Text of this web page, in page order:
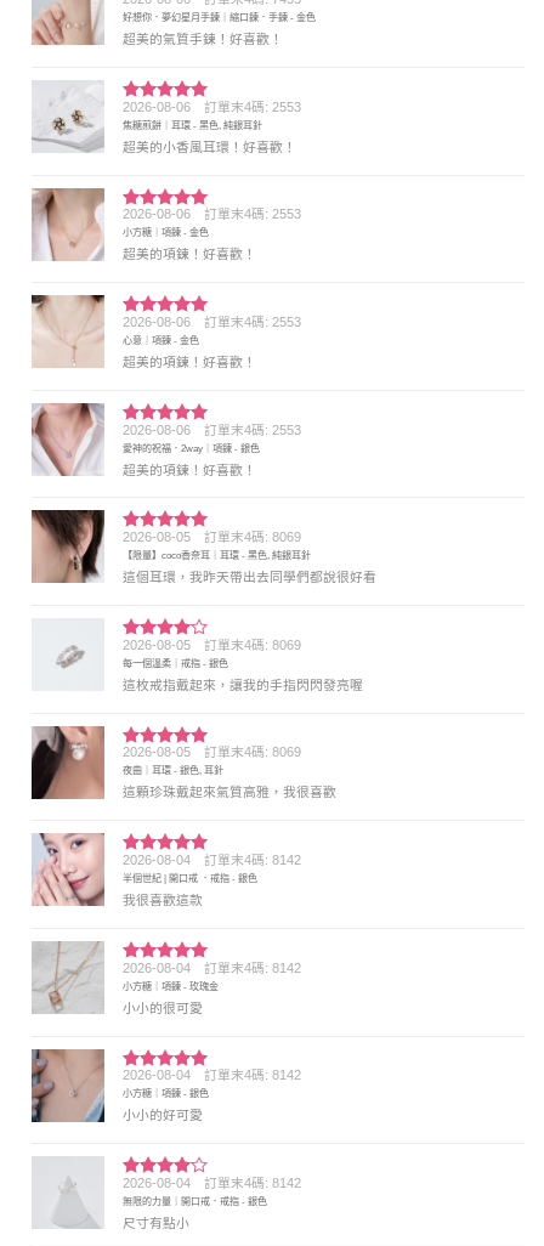
評分5 滿
分 5
好想你．夢幻星月手鍊｜縮口鍊．手鍊 - 金色
超美的氣質手鍊！好喜歡！
評分5 滿
分 5
2026-08-06 訂單末4碼: 2553
焦糖煎餅｜耳環 - 黑色, 純銀耳針
超美的小香風耳環！好喜歡！
評分5 滿
分 5
2026-08-06 訂單末4碼: 2553
小方糖｜項鍊 - 金色
超美的項鍊！好喜歡！
評分5 滿
分 5
2026-08-06 訂單末4碼: 2553
心意｜項鍊 - 金色
超美的項鍊！好喜歡！
評分5滿
分 5
2026-08-06 訂單末4碼: 2553
愛神的祝福．2way｜項鍊 - 銀色
超美的項鍊！好喜歡！
評分5 滿
分 5
2026-08-05 訂單末4碼: 8069
【限量】coco香奈耳｜耳環 - 黑色, 純銀耳針
這個耳環，我昨天帶出去同學們都說很好看
評分4
滿分 5
2026-08-05 訂單末4碼: 8069
每一個溫柔｜戒指 - 銀色
這枚戒指戴起來，讓我的手指閃閃發亮喔
評分5 滿
分 5
2026-08-05 訂單末4碼: 8069
夜曲｜耳環 - 銀色, 耳針
這顆珍珠戴起來氣質高雅，我很喜歡
評分5 滿
分 5
2026-08-04 訂單末4碼: 8142
半個世紀 | 開口戒 ．戒指 - 銀色
我很喜歡這款
評分5 滿
分 5
2026-08-04 訂單末4碼: 8142
小方糖｜項鍊 - 玫瑰金
小小的很可愛
評分5 滿
分 5
2026-08-04 訂單末4碼: 8142
小方糖｜項鍊 - 銀色
小小的好可愛
評分4
滿分 5
2026-08-04 訂單末4碼: 8142
無限的力量｜開口戒．戒指 - 銀色
尺寸有點小